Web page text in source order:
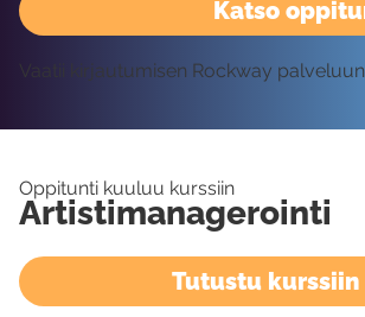
Katso
Vaatii kirjautumisen Rockway
Oppitunti kuuluu kurssiin
Artistimanagerointi
Tutustu kurssiin